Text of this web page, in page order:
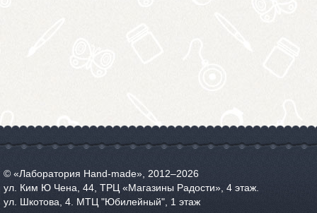
© «Лаборатория Hand-made», 2012‒2026
ул. Ким Ю Чена, 44, ТРЦ «Магазины Радости», 4 этаж.
ул. Шкотова, 4. МТЦ "Юбилейный", 1 этаж